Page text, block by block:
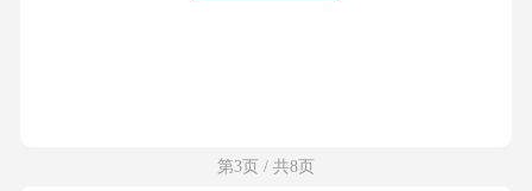
第3页 / 共8页